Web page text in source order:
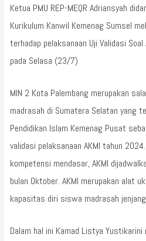
Ketua PMU REP-MEQR Adriansyah
Kurikulum Kanwil Kemenag Sumsel
terhadap pelaksanaan Uji Validasi
pada Selasa (23/7)
MIN 2 Kota Palembang merupakan
madrasah di Sumatera Selatan yang
Pendidikan Islam Kemenag Pusat
validasi pelaksanaan AKMI tahun
kompetensi mendasar, AKMI
bulan Oktober. AKMI merupakan alat
kapasitas diri siswa madrasah jenjang
Dalam hal ini Kamad Listya